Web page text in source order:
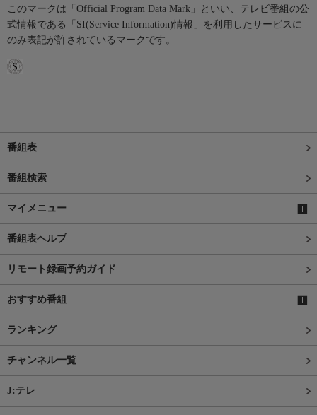
このマークは「Official Program Data Mark」といい、テレビ番組の公
式情報である「SI(Service Information)情報」を利用したサービスに
のみ表記が許されているマークです。
番組表
番組検索
マイメニュー
番組表ヘルプ
リモート録画予約ガイド
おすすめ番組
ランキング
チャンネル一覧
J:テレ